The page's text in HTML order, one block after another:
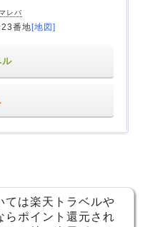
レバ
番地[地図]
ル
ては楽天トラベルや
らポイント還元され